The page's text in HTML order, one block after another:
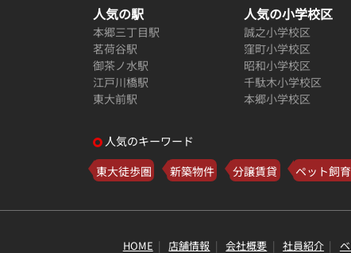
人気の駅
本郷三丁目駅
茗荷谷駅
御茶ノ水駅
江戸川橋駅
東大前駅
人気の小学校区
誠之小学校区
窪町小学校区
昭和小学校区
千駄木小学校区
本郷小学校区
人気のキーワード
東大徒歩圏
新築物件 分譲賃貸 ペット飼
HOME 店舗情報 会社概要 社員紹介